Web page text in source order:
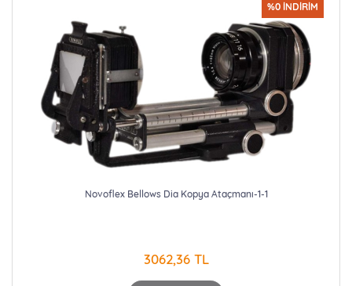
%0 İNDİRİM
Novoflex Bellows Dia Kopya Ataçmanı-1-1
3062,36 TL